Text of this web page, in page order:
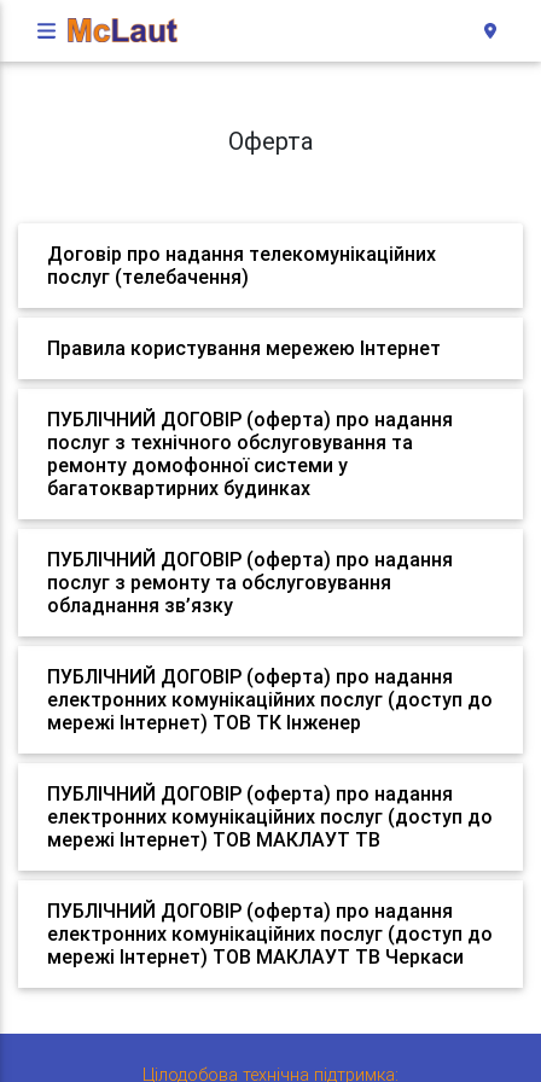
Оферта
Договір про надання телекомунікаційних
послуг (телебачення)
Правила користування мережею Інтернет
ПУБЛІЧНИЙ ДОГОВІР (оферта) про надання
послуг з технічного обслуговування та
ремонту домофонної системи у
багатоквартирних будинках
ПУБЛІЧНИЙ ДОГОВІР (оферта) про надання
послуг з ремонту та обслуговування
обладнання зв’язку
ПУБЛІЧНИЙ ДОГОВІР (оферта) про надання
електронних комунікаційних послуг (доступ до
мережі Інтернет) ТОВ ТК Інженер
ПУБЛІЧНИЙ ДОГОВІР (оферта) про надання
електронних комунікаційних послуг (доступ до
мережі Інтернет) ТОВ МАКЛАУТ ТВ
ПУБЛІЧНИЙ ДОГОВІР (оферта) про надання
електронних комунікаційних послуг (доступ до
мережі Інтернет) ТОВ МАКЛАУТ ТВ Черкаси
Цілодобова технічна підтримка: